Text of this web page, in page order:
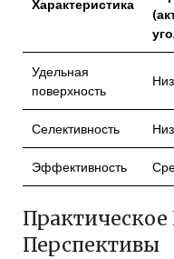
Характеристика
Удельная
поверхность
Селективность
Эффективность
Перспективы